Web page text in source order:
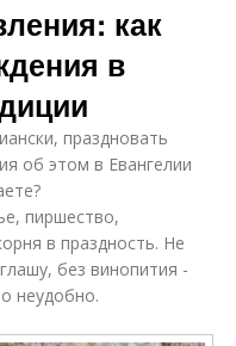
как
в
праздновать
об этом в Евангелии
пиршество,
в праздность. Не
без винопития -
неудобно.